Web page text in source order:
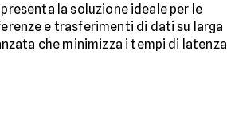
la soluzione ideale per le
e trasferimenti di dati su larga
che minimizza i tempi di latenza